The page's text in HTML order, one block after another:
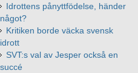
Idrottens pånyttfödelse, händer
något?
Kritiken borde väcka svensk
idrott
SVT:s val av Jesper också en
succé